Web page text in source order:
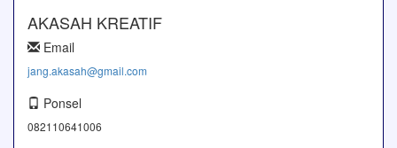
AKASAH KREATIF
Email
jang.akasah@gmail.com
Ponsel
082110641006